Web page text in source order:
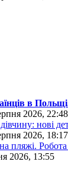
в
2026, 22:48
нові
2026, 18:17
пляжі.
2026, 13:55